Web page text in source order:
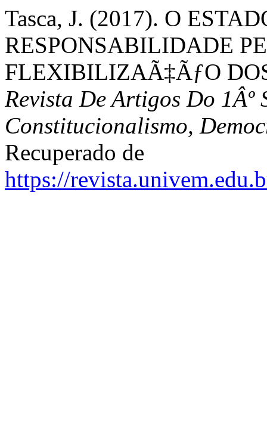
Tasca, J. (2017). O
RESPONSABILIDADE
FLEXIBILIZAÃ‡ÃƒO
Revista De Artigos Do 1Âº
Constitucionalismo,
Recuperado de
https://